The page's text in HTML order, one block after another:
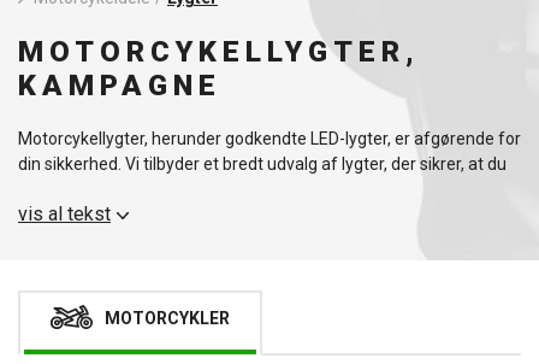
MOTORCYKELLYGTER,
KAMPAGNE
Motorcykellygter, herunder godkendte LED-lygter, er afgørende for
din sikkerhed. Vi tilbyder et bredt udvalg af lygter, der sikrer, at du
motorcykelkomponenter anbefaler vi, at du kigger på
vis al tekst
MOTORCYKLER